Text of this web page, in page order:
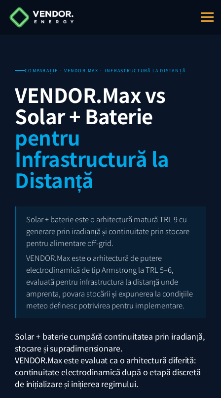
COMPARAȚIE · VENDOR.MAX · INFRASTRUCTURĂ LA DISTANȚĂ
VENDOR.Max vs
Solar + Baterie
pentru
Infrastructură la
Distanță
Solar + baterie este o arhitectură matură TRL 9 cu
generare prin iradianță și continuitate prin stocare
pentru alimentare off-grid.
VENDOR.Max este o arhitectură de putere
electrodinamică de tip Armstrong la TRL 5–6,
evaluată pentru infrastructura la distanță unde
amprenta, povara stocării și expunerea la condițiile
meteo definesc potrivirea pentru implementare.
Solar + baterie cumpără continuitatea prin iradianță,
stocare și supradimensionare.
VENDOR.Max este evaluat ca o arhitectură diferită:
continuitate electrodinamică după o etapă discretă
de inițializare și inițierea regimului.